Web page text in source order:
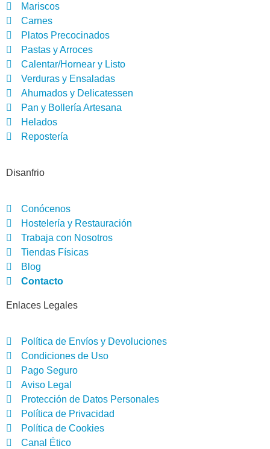
Mariscos
Carnes
Platos Precocinados
Pastas y Arroces
Calentar/Hornear y Listo
Verduras y Ensaladas
Ahumados y Delicatessen
Pan y Bollería Artesana
Helados
Repostería
Disanfrio
Conócenos
Hostelería y Restauración
Trabaja con Nosotros
Tiendas Físicas
Blog
Contacto
Enlaces Legales
Política de Envíos y Devoluciones
Condiciones de Uso
Pago Seguro
Aviso Legal
Protección de Datos Personales
Política de Privacidad
Política de Cookies
Canal Ético